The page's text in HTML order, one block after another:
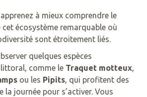
à mieux comprendre le
écosystème remarquable où
sont étroitement liés.
quelques espèces
comme le Traquet motteux,
ou les Pipits, qui profitent des
la journée pour s’activer. Vous